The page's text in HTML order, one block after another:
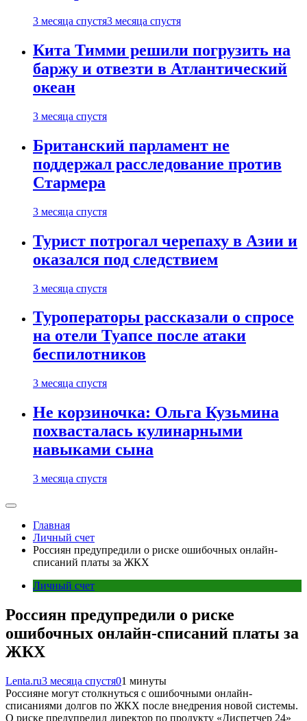
3 месяца спустя3 месяца спустя
Кита Тимми решили погрузить на
баржу и отвезти в Атлантический
океан
3 месяца спустя
Британский парламент не
поддержал расследование против
Стармера
3 месяца спустя
Турист потрогал черепаху в Азии и
оказался под следствием
3 месяца спустя
Туроператоры рассказали о спросе
на отели Туапсе после атаки
беспилотников
3 месяца спустя
Не корзиночка: Ольга Кузьмина
похвасталась кулинарными
навыками сына
3 месяца спустя
Главная
Личный счет
Россиян предупредили о риске ошибочных онлайн-
списаний платы за ЖКХ
Личный счет
Россиян предупредили о риске
ошибочных онлайн-списаний платы за
ЖКХ
Lenta.ru3 месяца спустя01 минуты
Россияне могут столкнуться с ошибочными онлайн-
списаниями долгов по ЖКХ после внедрения новой системы.
О риске предупредил директор по продукту «Диспетчер 24»